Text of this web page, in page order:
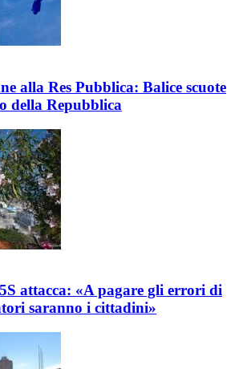
alla Res Pubblica: Balice scuote
della Repubblica
attacca: «A pagare gli errori di
saranno i cittadini»